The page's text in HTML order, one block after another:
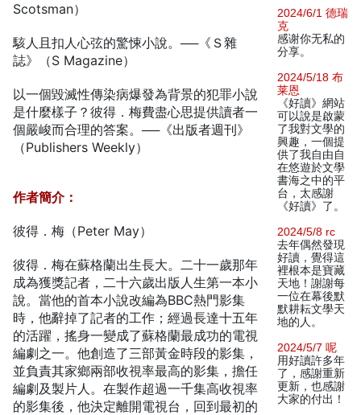
Scotsman）
駭人且扣人心弦的驚悚小說。──《Ｓ雜
誌》（S Magazine）
以一個毀滅性傳染病爆發為背景的犯罪小說
是什麼樣子？彼得．梅費盡心思提供讀者一
個嚴峻而合理的答案。──《出版者週刊》
（Publishers Weekly）
作者簡介：
彼得．梅（Peter May）
彼得．梅在蘇格蘭出生長大。二十一歲那年
成為獲獎記者，二十六歲出版人生第一本小
說。當他的首本小說改編為BBC熱門影集
時，他辭掉了記者的工作；經過長達十五年
的活躍，搖身一變成了蘇格蘭最成功的電視
編劇之一。他創造了三部黃金時段的影集，
並負責其家鄉兩部收視率最高的影集，擔任
編劇及製片人。在製作超過一千集高收視率
的影集後，他決定離開電視台，回到最初的
2024/6/1 德瑞
克
感谢你无私的
分享。
2024/5/18 布
莱恩
《好讀》網站
可以說是啟蒙
了我對文學的
興趣，一個提
供了我自由自
在悠遊於文學
書海之中的平
台，太感謝
《好讀》了。
2024/5/8 rc
去年偶然發現
好讀，覺得這
裡根本是寶藏
天地！謝謝每
一位在幕後默
默耕耘文學天
地的人。
2024/5/7 呢
用好讀許多年
了，感謝重新
更新，也感謝
大家的付出！